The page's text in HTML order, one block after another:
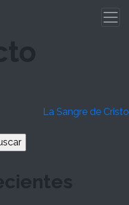
La Sangre de Cristo